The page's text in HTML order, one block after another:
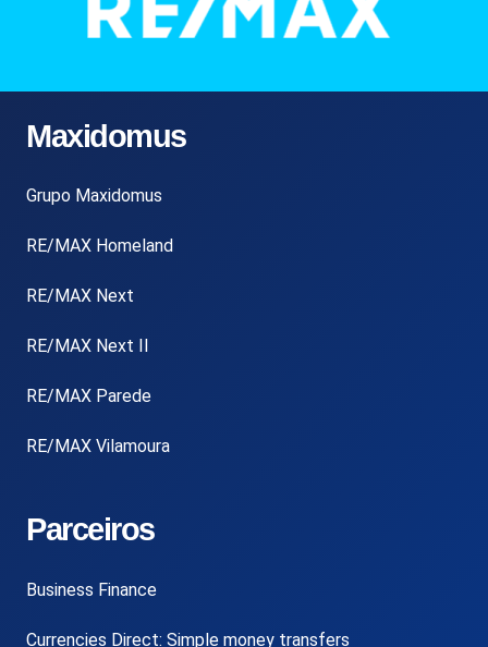
Maxidomus
Grupo Maxidomus
RE/MAX Homeland
RE/MAX Next
RE/MAX Next II
RE/MAX Parede
RE/MAX Vilamoura
Parceiros
Business Finance
Currencies Direct: Simple money transfers